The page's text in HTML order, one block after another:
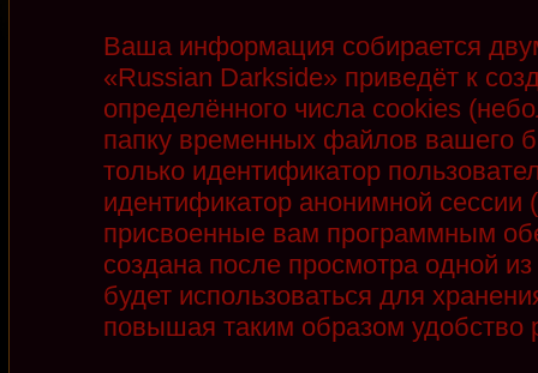
Ваша информация собирается
«Russian Darkside» приведёт к
определённого числа cookies
папку временных файлов вашего
только идентификатор
идентификатор анонимной
присвоенные вам программным
создана после просмотра одной
будет использоваться для
повышая таким образом